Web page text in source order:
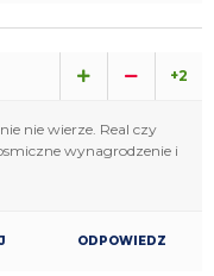
+2
nie wierze. Real czy
wynagrodzenie i
ODPOWIEDZ